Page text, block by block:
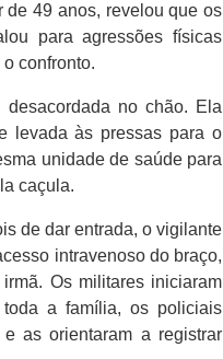
de 49 anos, revelou que os
para agressões físicas
confronto.
no chão. Ela
levada às pressas para o
unidade de saúde para
caçula.
de dar entrada, o vigilante
intravenoso do braço,
Os militares iniciaram
a família, os policiais
as orientaram a registrar